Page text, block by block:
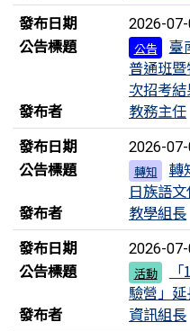
發布日期
2026-
公告標題 公告
臺
普通班
次招考
發布者
教務主任
發布日期
2026-
公告標題 轉知
轉
日族語
發布者
教學組長
發布日期
2026-
公告標題 活動
驗營」
發布者
資訊組長